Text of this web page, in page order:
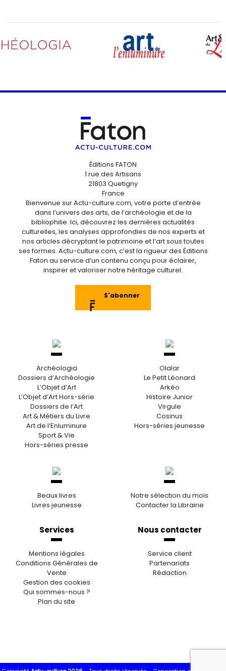
Éditions FATON
1 rue des Artisans
21803 Quetigny
France
Bienvenue sur Actu-culture.com, votre porte d’entrée
dans l’univers des arts, de l’archéologie et de la
bibliophilie. Ici, découvrez les dernières actualités
culturelles, les analyses approfondies de nos experts et
nos articles décryptant le patrimoine et l’art sous toutes
ses formes. Actu-culture.com, c’est la rigueur des Éditions
Faton au service d’un contenu conçu pour éclairer,
inspirer et valoriser notre héritage culturel.
S'abonner
Archéologia
Dossiers d’Archéologie
L’Objet d’Art
L’Objet d’Art Hors-série
Dossiers de l’Art
Art & Métiers du Livre
Art de l’Enluminure
Sport & Vie
Hors-séries presse
Olalar
Le Petit Léonard
Arkéo
Histoire Junior
Virgule
Cosinus
Hors-séries jeunesse
Beaux livres
Livres jeunesse
Notre sélection du mois
Contacter la Librairie
Services
Mentions légales
Conditions Générales de
Vente
Gestion des cookies
Qui sommes-nous ?
Plan du site
Nous contacter
Service client
Partenariats
Rédaction